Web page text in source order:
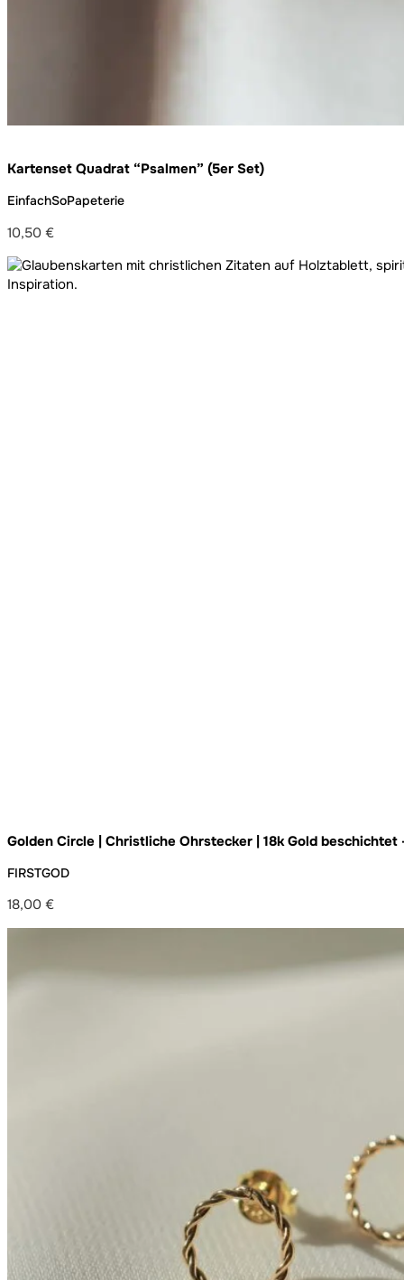
Kartenset Quadrat “Psalmen” (5er Set)
EinfachSoPapeterie
10,50 €
Golden Circle | Christliche Ohrstecker | 18k Gold beschichtet
FIRSTGOD
18,00 €